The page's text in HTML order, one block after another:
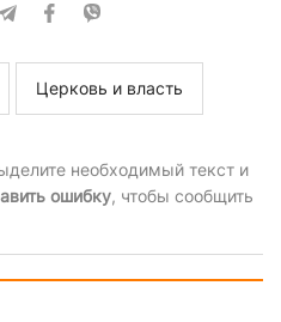
Церковь и власть
необходимый текст и
ошибку, чтобы сообщить